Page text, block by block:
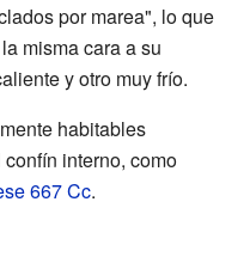
por marea", lo que
misma cara a su
y otro muy frío.
habitables
interno, como
667 Cc.